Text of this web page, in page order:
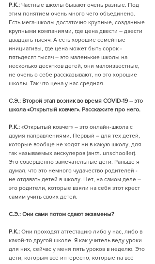
Р.К.: Частные школы бывают очень разные. Под
этим понятием очень много чего объединено.
Есть мега-школы достаточно крупные, созданные
крупными компаниями, где цена двести – двести
двадцать тысяч. А есть хорошие семейные
инициативы, где цена может быть сорок -
пятьдесят тысяч – это маленькие школы на
несколько десятков детей, они малоизвестные,
не очень о себе рассказывают, но это хорошие
школы. Так что цена у нас средняя.
С.Э.: Второй этап возник во время COVID-19 – это
школа «Открытый ковчег». Расскажите про него.
Р.К.: «Открытый ковчег» – это онлайн-школа с
двумя направлениями. Первый – для тех детей,
которые вообще не ходят ни в какую школу, для
так называемых анскулеров (англ. unschooller).
Это совершенно замечательные дети. Раньше я
думал, что это немного чудачество родителей -
не отдавать детей в школу. Нет, на самом деле –
это родители, которые взяли на себя этот крест
самим учить своих детей.
С.Э.: Они сами потом сдают экзамены?
Р.К.: Они проходят аттестацию либо у нас, либо в
какой-то другой школе. Я как учитель веду уроки
для них, сейчас у меня пять уроков в неделю. Это
дети, которым всё интересно, которые на всё